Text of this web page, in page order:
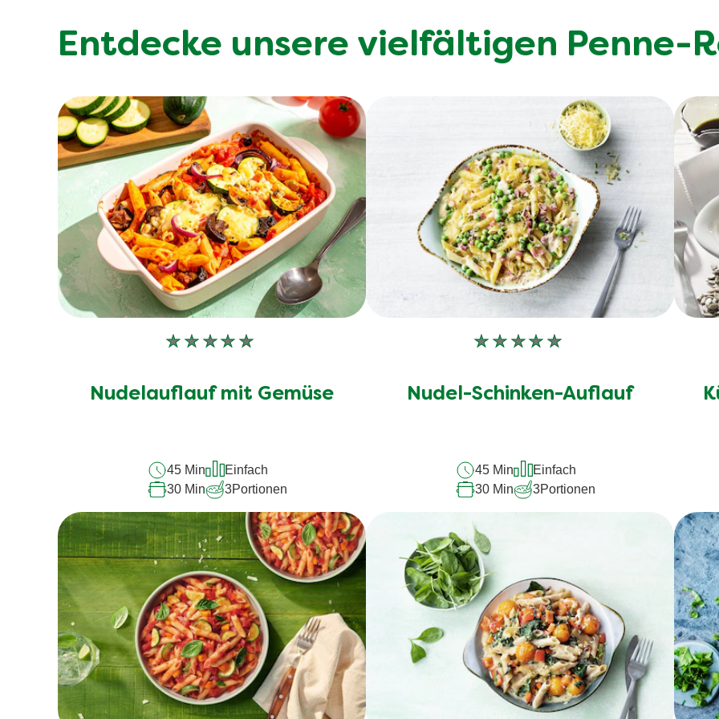
Entdecke unsere vielfältigen Penne-
Keine
für
Nudelauflauf mit Gemüse
45 Min
Einfach
30 Min
3Portionen
Keine
für
Nudel-Schinken-Auflauf
45 Min
Einfach
30 Min
3Portionen